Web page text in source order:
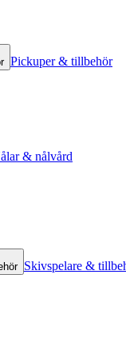
Pickuper & tillbehör
& nålvård
Skivspelare &